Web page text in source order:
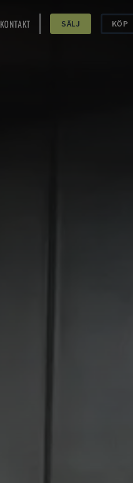
KONTAKT SÄLJ KÖP